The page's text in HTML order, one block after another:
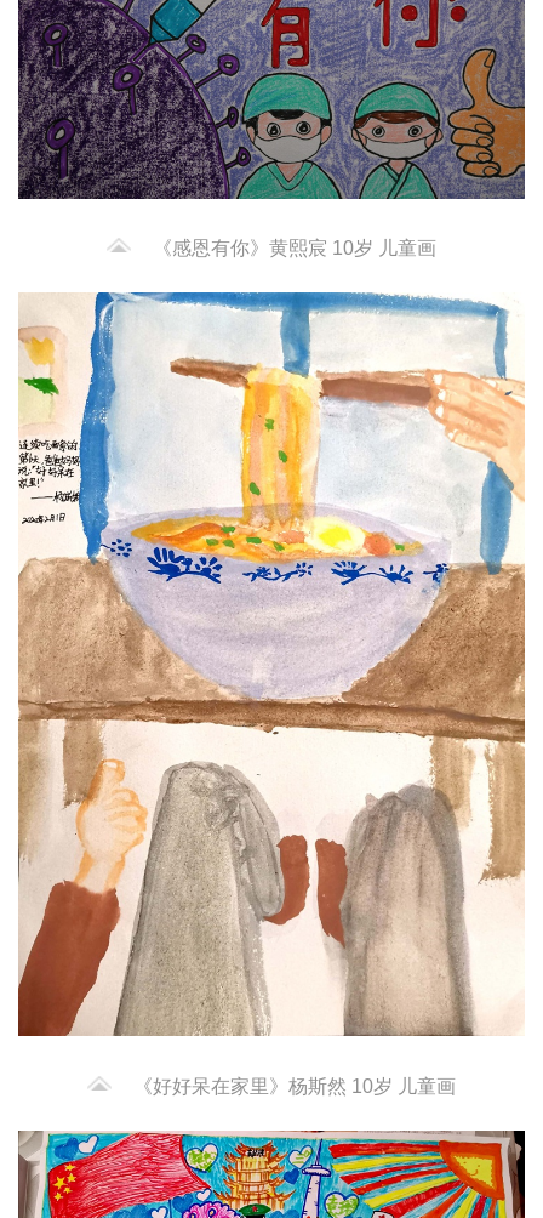
《感恩有你》黄熙宸 10岁 儿童画
《好好呆在家里》杨斯然 10岁 儿童画